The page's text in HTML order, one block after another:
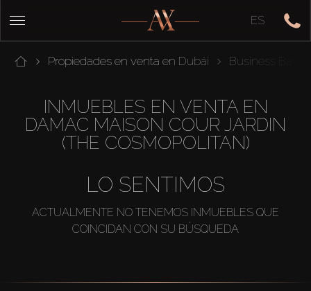
ES
Propiedades en venta en Dubái Business Bay
INMUEBLES EN VENTA EN
DAMAC MAISON COUR JARDIN
(THE COSMOPOLITAN)
LO SENTIMOS
ACTUALMENTE NO TENEMOS INMUEBLES QUE
COINCIDAN CON SU BÚSQUEDA